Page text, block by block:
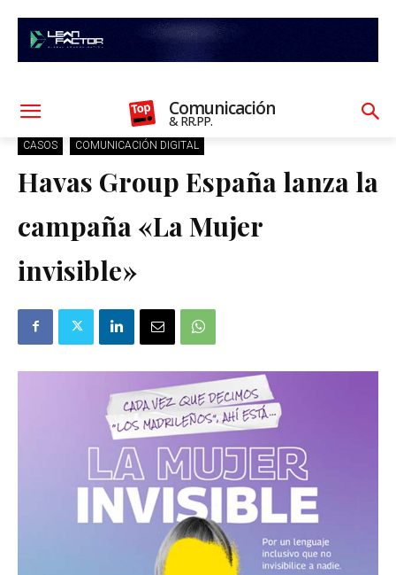
Comunicación
& RR.PP.
CASOS COMUNICACIÓN DIGITAL
Havas Group España lanza la
campaña «La Mujer
invisible»